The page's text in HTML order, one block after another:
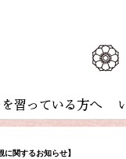
に関するお知らせ】